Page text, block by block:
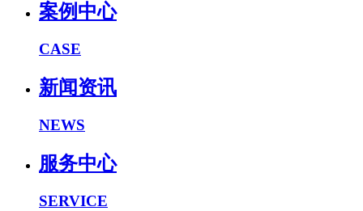
案例中心
CASE
新闻资讯
NEWS
服务中心
SERVICE